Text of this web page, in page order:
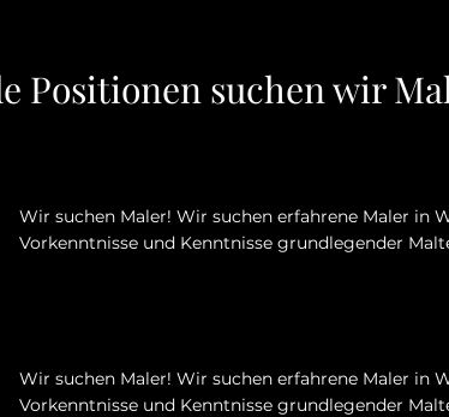
Positionen suchen wir
Wir suchen Maler! Wir suchen erfahrene Maler in
Vorkenntnisse und Kenntnisse grundlegender
Wir suchen Maler! Wir suchen erfahrene Maler in
Vorkenntnisse und Kenntnisse grundlegender